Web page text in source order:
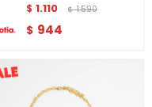
$ 1.110 $ 1.590
$ 944